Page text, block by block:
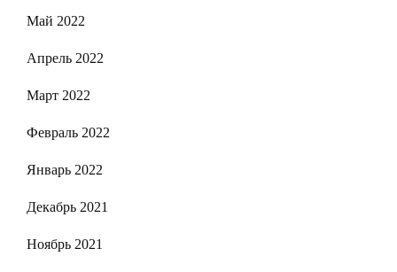
Май 2022
Апрель 2022
Март 2022
Февраль 2022
Январь 2022
Декабрь 2021
Ноябрь 2021